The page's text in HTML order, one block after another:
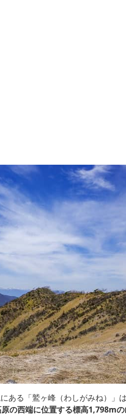
ある「鷲ヶ峰（わしがみね）」
の西端に位置する標高1,798mの